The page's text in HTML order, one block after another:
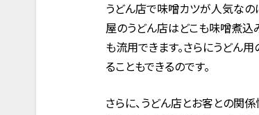
うどん店で味噌カツが人気なの
屋のうどん店はどこも味噌煮込
も流用できます。さらにうどん
ることもできるのです。
さらに、うどん店とお客との関